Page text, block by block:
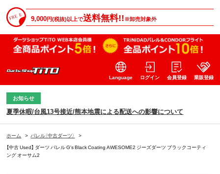
9,000円(税抜)以上で送料無料!!※卸売対象外
Language ログイン 会員登録 業販登録
お知らせ
夏季休暇/台風13号接近/熊本地震による配送への影響について
ホーム > バレル（中古ダーツ）
>
【中古 Used】 ダーツ バレル G's Black Coating AWESOME2 ジーズダーツ ブラックコーティ
ング オーサム2